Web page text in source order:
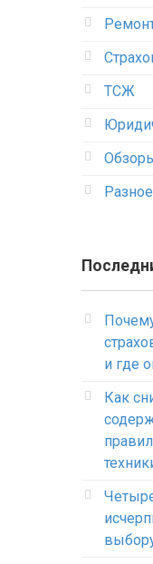
ТСЖ
Разное
и где
Как